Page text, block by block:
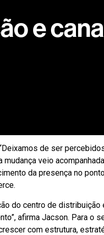
e
de ser
veio
da presença no
do centro de distribuição
afirma Jacson. Para o
com estrutura,